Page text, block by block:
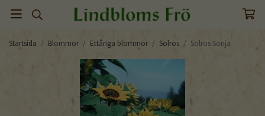
Startsida / Blommor / Ettåriga blommor / Solros / Solros Sonja